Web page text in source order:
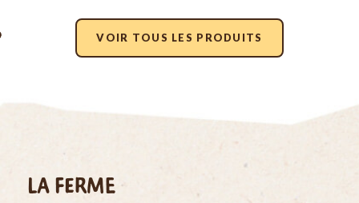
VOIR TOUS LES PRODUITS
LA FERME